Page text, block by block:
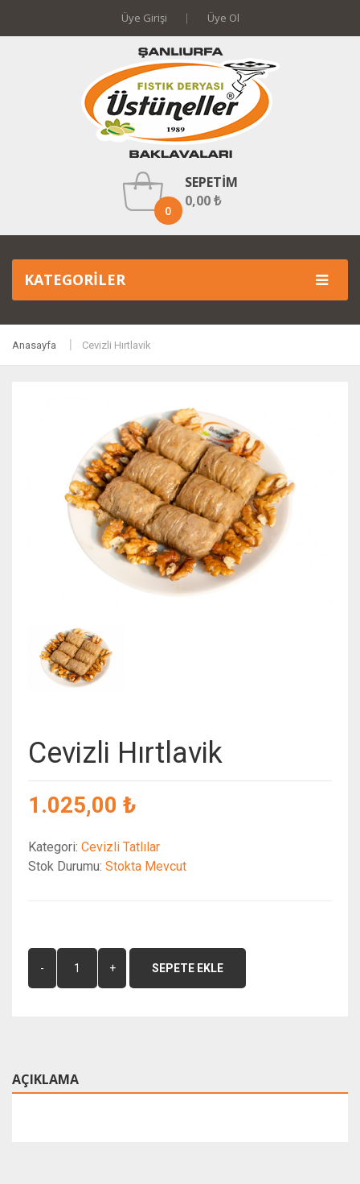
Üye Girişi Üye Ol
0
SEPETIM
0,00 ₺
KATEGORILER
Anasayfa Cevizli Hırtlavik
Cevizli Hırtlavik
1.025,00 ₺
Kategori: Cevizli Tatlılar
Stok Durumu: Stokta Mevcut
SEPETE EKLE
AÇIKLAMA